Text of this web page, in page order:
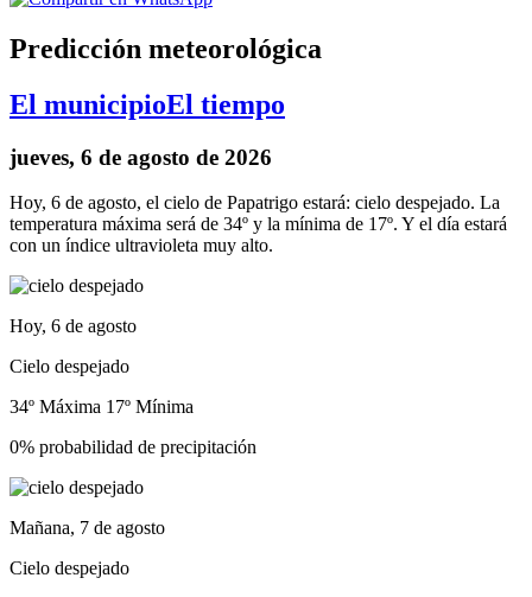
Predicción meteorológica
El municipioEl tiempo
jueves, 6 de agosto de 2026
Hoy, 6 de agosto, el cielo de Papatrigo estará: cielo despejado. La
temperatura máxima será de 34º y la mínima de 17º. Y el día estará
con un índice ultravioleta muy alto.
Hoy, 6 de agosto
Cielo despejado
34º Máxima 17º Mínima
0% probabilidad de precipitación
Mañana, 7 de agosto
Cielo despejado